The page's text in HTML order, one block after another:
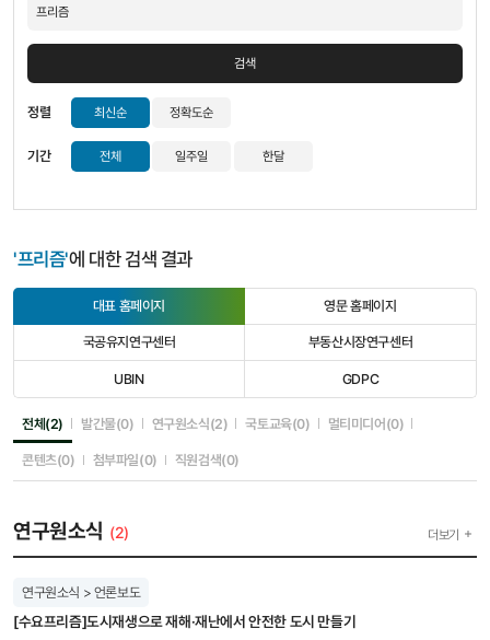
검색
정렬 최신순 정확도순
기간 전체 일주일 한달
'프리즘'에 대한 검색 결과
대표 홈페이지
선
택
됨
영문 홈페이지
선
택
안
됨
국공유지연구센터
선
택
안
됨
부동산시장연구센터
선
택
안
됨
UBIN
선
택
안
됨
GDPC
선
택
안
됨
전체(2) 선택됨발간물(0)선택안됨
연구원소식(2)선택안됨
국토교육(0)선택안됨
멀티미디어(0)선택안됨
콘텐츠(0)선택안됨
첨부파일(0)선택안됨
직원검색(0)
연구원소식 (2) 더보기
연구원소식 > 언론보도
[수요프리즘]도시재생으로 재해·재난에서 안전한 도시 만들기